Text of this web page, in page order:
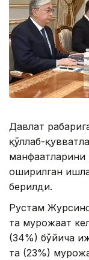
Давлат
қўллаб-
манфаатларини
оширилган
берилди.
Рустам
та мурожаат
(34%) бўйича
та (23%)